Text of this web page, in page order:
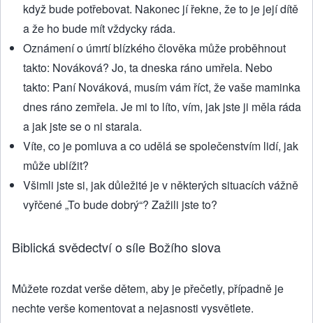
když bude potřebovat. Nakonec jí řekne, že to je její dítě
a že ho bude mít vždycky ráda.
Oznámení o úmrtí blízkého člověka může proběhnout
takto: Nováková? Jo, ta dneska ráno umřela. Nebo
takto: Paní Nováková, musím vám říct, že vaše maminka
dnes ráno zemřela. Je mi to líto, vím, jak jste ji měla ráda
a jak jste se o ni starala.
Víte, co je pomluva a co udělá se společenstvím lidí, jak
může ublížit?
Všimli jste si, jak důležité je v některých situacích vážně
vyřčené „To bude dobrý“? Zažili jste to?
Biblická svědectví o síle Božího slova
Můžete rozdat verše dětem, aby je přečetly, případně je
nechte verše komentovat a nejasnosti vysvětlete.